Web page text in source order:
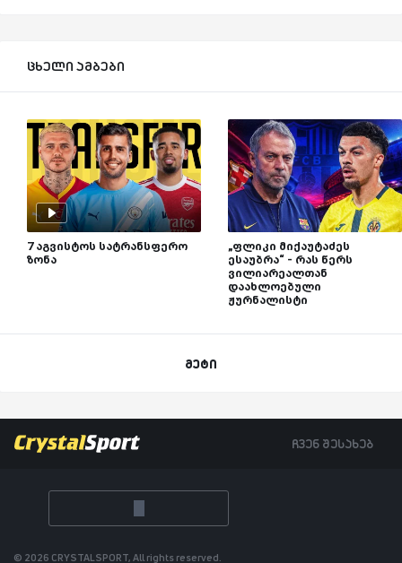
ცხელი ამბები
7 აგვისტოს სატრანსფერო
ზონა
„ფლიკი მიქაუტაძეს
ესაუბრა“ - რას წერს
ვილიარეალთან
დაახლოებული
ჟურნალისტი
მეტი
ჩვენ შესახებ
© 2026 CRYSTALSPORT, All rights reserved.